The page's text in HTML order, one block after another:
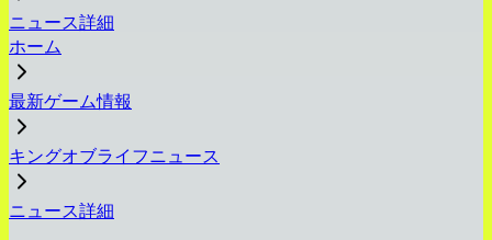
ニュース詳細
ホーム
最新ゲーム情報
キングオブライフニュース
ニュース詳細